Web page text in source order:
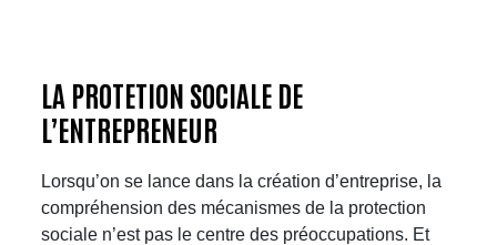
LA PROTETION SOCIALE DE
L’ENTREPRENEUR
Lorsqu’on se lance dans la création d’entreprise, la
compréhension des mécanismes de la protection
sociale n’est pas le centre des préoccupations. Et